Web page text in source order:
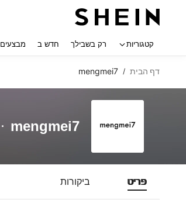
קטגוריות רק בשבילך חדש ב מבצעים
דף הבית /
mengmei7
mengmei7
פריט ביקורות